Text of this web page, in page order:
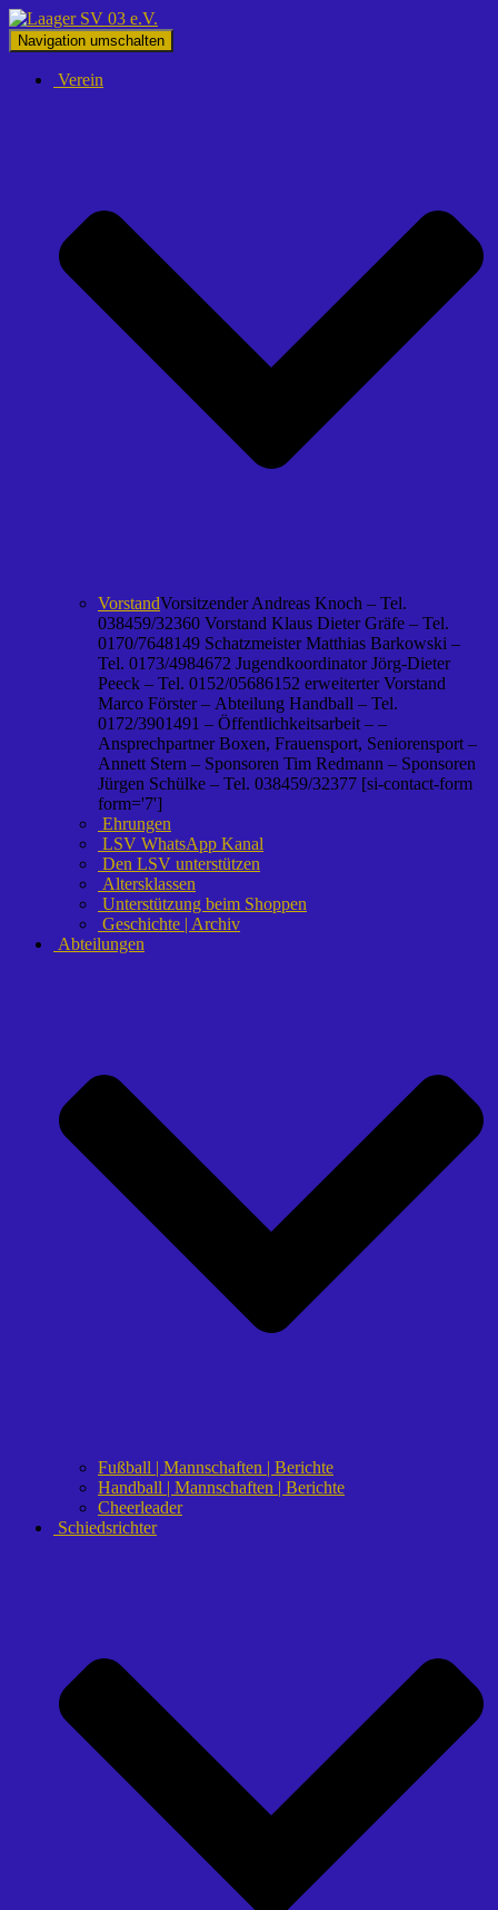
Navigation umschalten
Verein
VorstandVorsitzender Andreas Knoch – Tel.
038459/32360 Vorstand Klaus Dieter Gräfe – Tel.
0170/7648149 Schatzmeister Matthias Barkowski –
Tel. 0173/4984672 Jugendkoordinator Jörg-Dieter
Peeck – Tel. 0152/05686152 erweiterter Vorstand
Marco Förster – Abteilung Handball – Tel.
0172/3901491 – Öffentlichkeitsarbeit – –
Ansprechpartner Boxen, Frauensport, Seniorensport –
Annett Stern – Sponsoren Tim Redmann – Sponsoren
Jürgen Schülke – Tel. 038459/32377 [si-contact-form
form='7']
Ehrungen
LSV WhatsApp Kanal
Den LSV unterstützen
Altersklassen
Unterstützung beim Shoppen
Geschichte | Archiv
Abteilungen
Fußball | Mannschaften | Berichte
Handball | Mannschaften | Berichte
Cheerleader
Schiedsrichter